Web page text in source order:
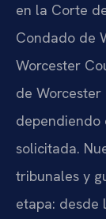
en la Corte
Condado de
Worcester
de
dependiendo
solicitada.
tribunales y
etapa: desde